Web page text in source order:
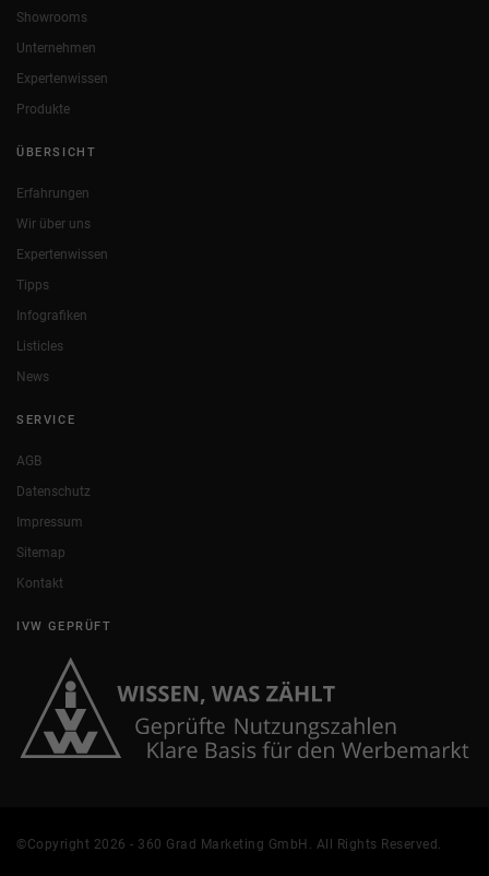
Showrooms
Unternehmen
Expertenwissen
Produkte
ÜBERSICHT
Erfahrungen
Wir über uns
Expertenwissen
Tipps
Infografiken
Listicles
News
SERVICE
AGB
Datenschutz
Impressum
Sitemap
Kontakt
IVW GEPRÜFT
©Copyright 2026 - 360 Grad Marketing GmbH. All Rights Reserved.